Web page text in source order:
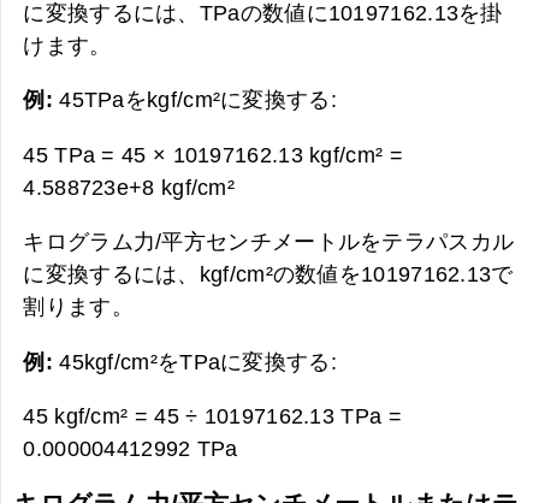
に変換するには、TPaの数値に10197162.13を掛
けます。
例:45TPaをkgf/cm²に変換する:
45 TPa = 45 × 10197162.13 kgf/cm² =
4.588723e+8 kgf/cm²
キログラム力/平方センチメートルをテラパスカル
に変換するには、kgf/cm²の数値を10197162.13で
割ります。
例:45kgf/cm²をTPaに変換する:
45 kgf/cm² = 45 ÷ 10197162.13 TPa =
0.000004412992 TPa